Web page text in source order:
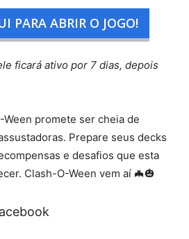
PARA ABRIR O JOGO!
ficará ativo por 7 dias, depois
Ween promete ser cheia de
Prepare seus decks
e desafios que esta
Clash-O-Ween vem aí 🦇🎃